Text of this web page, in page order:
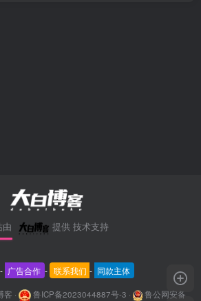
由 提供 技术支持
- 广告合作 - 联系我们 - 同款主体
· 鲁ICP备2023044887号-3 ·
鲁公网安备